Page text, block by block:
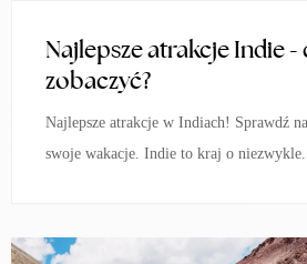
Najlepsze atrakcje Indie
zobaczyć?
Najlepsze atrakcje w Indiach! Sprawdź
swoje wakacje. Indie to kraj o